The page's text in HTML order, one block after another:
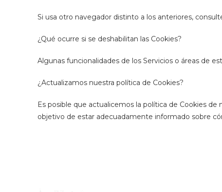
Si usa otro navegador distinto a los anteriores,
¿Qué ocurre si se deshabilitan las Cookies?
Algunas funcionalidades de los Servicios o áreas de
¿Actualizamos nuestra política de Cookies?
Es posible que actualicemos la política de Cookies
objetivo de estar adecuadamente informado sobre